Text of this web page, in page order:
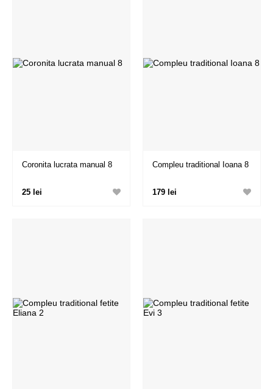
Coronita lucrata manual 8
25 lei
Compleu traditional Ioana 8
179 lei